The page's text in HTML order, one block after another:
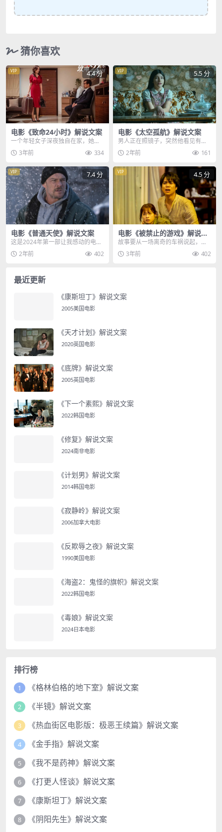
猜你喜欢
VIP 4.4 分
电影《致命24小时》解说文案
一个年轻女子深夜独自在家，她是
盲人，一切都要靠两只手去摸索，
这时，瓶子被她不小心...
3年前 334
VIP 5.5 分
电影《太空孤航》解说文案
男人正在照镜子，突然他看见有什
么东西在脸上动，下一秒他的嘴里
就有蜘蛛往外爬，屏幕...
2年前 161
VIP 7.4 分
电影《普通天使》解说文案
这是2024年第一部让我感动的电
影，根据真实事件改编，讲述一位
堕落的女人，为救一...
2年前 402
VIP 4.5 分
电影《被禁止的游戏》解说文
案
故事要从一场离奇的车祸说起，正
在上班的田边，地头突然接到了医
院的电话，他的妻子梅...
3年前 402
最近更新
《康斯坦丁》解说文案
2005美国电影
《天才计划》解说文案
2020英国电影
《底牌》解说文案
2005英国电影
《下一个素熙》解说文案
2022韩国电影
《修复》解说文案
2024南非电影
《计划男》解说文案
2014韩国电影
《寂静岭》解说文案
2006加拿大电影
《反欺辱之夜》解说文案
1990美国电影
《海盗2：鬼怪的旗帜》解说文案
2022韩国电影
《毒娘》解说文案
2024日本电影
排行榜
1 《格林伯格的地下室》解说文案
2 《半镜》解说文案
3 《热血街区电影版：极恶王续篇》解说文案
4 《金手指》解说文案
5 《我不是药神》解说文案
6 《打更人怪谈》解说文案
7 《康斯坦丁》解说文案
8 《阴阳先生》解说文案